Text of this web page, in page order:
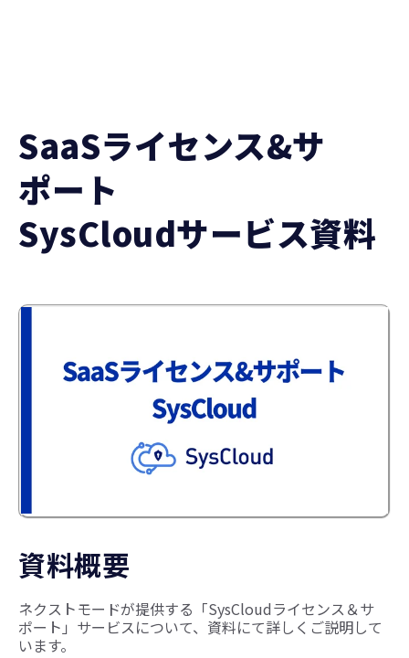
SaaSライセンス&サ
ポート
SysCloudサービス資料
資料概要
ネクストモードが提供する「SysCloudライセンス＆サ
ポート」サービスについて、資料にて詳しくご説明して
います。